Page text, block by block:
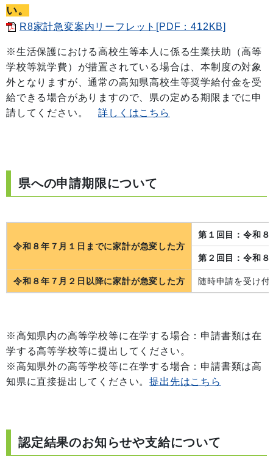
い。
R8家計急変案内リーフレット[PDF：412KB]
※生活保護における高校生等本人に係る生業扶助（高等
学校等就学費）が措置されている場合は、本制度の対象
外となりますが、通常の高知県高校生等奨学給付金を受
給できる場合がありますので、県の定める期限までに申
請してください。詳しくはこちら
県への申請期限について
令和８年７月１日までに家計が急変した方
第１回目：令和
第２回目：令和
令和８年７月２日以降に家計が急変した方 随時申請を受け
※高知県内の高等学校等に在学する場合：申請書類は在
学する高等学校等に提出してください。
※高知県外の高等学校等に在学する場合：申請書類は高
知県に直接提出してください。提出先はこちら
認定結果のお知らせや支給について